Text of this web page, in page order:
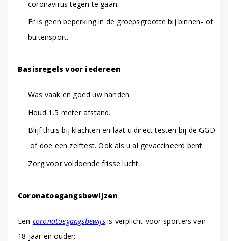
coronavirus tegen te gaan.
Er is geen beperking in de groepsgrootte bij binnen- of
buitensport.
Basisregels voor iedereen
Was vaak en goed uw handen.
Houd 1,5 meter afstand.
Blijf thuis bij klachten en laat u direct testen bij de GGD
of doe een zelftest. Ook als u al gevaccineerd bent.
Zorg voor voldoende frisse lucht.
Coronatoegangsbewijzen
Een coronatoegangsbewijsis verplicht voor sporters van
18 jaar en ouder: